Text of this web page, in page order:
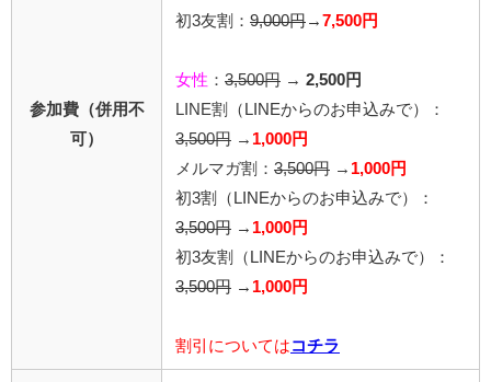
参加費（併用不
可）
初3友割： 9,000円 → 7,500円
女性 ： 3,500円 → 2,500円
LINE割
（LINEからのお申込みで）
：
3,500円 → 1,000円
メルマガ割： 3,500円 → 1,000円
初3割（LINEからのお申込みで）：
3,500円 → 1,000円
初3友割（LINEからのお申込みで）：
3,500円 → 1,000円
割引については コチラ